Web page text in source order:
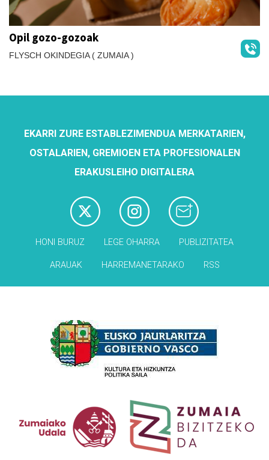
Opil gozo-gozoak
FLYSCH OKINDEGIA ( ZUMAIA )
EKARRI ZURE ESTABLEZIMENDUA MERKATARIEN,
OSTALARIEN, GREMIOEN ETA PROFESIONALEN
ERAKUSLEIHO DIGITALERA
HONI BURUZ LEGE OHARRA PUBLIZITATEA
ARAUAK HARREMANETARAKO RSS